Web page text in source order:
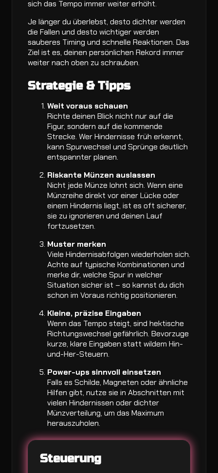
sich das Tempo immer weiter erhöht.
Je länger du überlebst, desto dichter werden
die Fallen und desto wichtiger werden
sauberes Timing und schnelle Reaktionen. Das
Ziel ist es, deinen persönlichen Rekord immer
weiter nach oben zu schrauben.
Strategie & Tipps
Weit voraus schauen
Richte deinen Blick nicht nur auf die
Figur, sondern auf die kommende
Strecke. Wer Hindernisse früh erkennt,
kann Spurwechsel und Sprünge deutlich
entspannter planen.
Riskante Münzen auslassen
Nicht jede Münze lohnt sich. Wenn eine
Münzreihe direkt vor einer Lücke oder
einem Hindernis liegt, ist es oft sicherer,
sie zu ignorieren und deinen Lauf
fortzusetzen.
Muster merken
Viele Hindernisabfolgen wiederholen sich.
Achte auf typische Kombinationen und
merke dir, welche Spur in welcher
Situation sicher ist – so kannst du dich
schon im Voraus richtig positionieren.
Kleine, präzise Eingaben
Wenn das Tempo steigt, sind hektische
Richtungswechsel gefährlich. Bevorzuge
kurze, klare Eingaben statt wildem Hin-
und-Her-Steuern.
Power-ups sinnvoll einsetzen
Falls es Schilde, Magneten oder ähnliche
Hilfen gibt, nutze sie in Abschnitten mit
vielen Hindernissen oder dichter
Münzverteilung, um das Maximum
herauszuholen.
Steuerung